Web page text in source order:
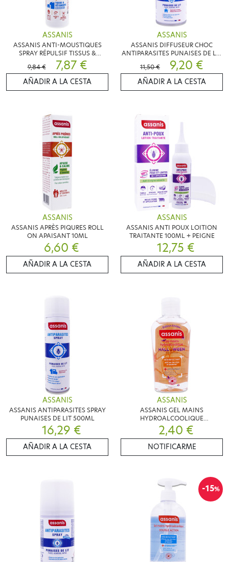
ASSANIS
ASSANIS ANTI-MOUSTIQUES
SPRAY RÉPULSIF TISSUS &
VÊTEMENTS 125ML
9,84 € 7,87 €
AÑADIR A LA CESTA
ASSANIS
ASSANIS DIFFUSEUR CHOC
ANTIPARASITES PUNAISES DE LIT
150 ML
11,50 € 9,20 €
AÑADIR A LA CESTA
ASSANIS
ASSANIS APRÈS PIQURES ROLL
ON APAISANT 10ML
6,60 €
AÑADIR A LA CESTA
ASSANIS
ASSANIS ANTI POUX LOITION
TRAITANTE 100ML + PEIGNE
12,75 €
AÑADIR A LA CESTA
ASSANIS
ASSANIS ANTIPARASITES SPRAY
PUNAISES DE LIT 500ML
16,29 €
AÑADIR A LA CESTA
ASSANIS
ASSANIS GEL MAINS
HYDROALCOOLIQUE
HALLOWEEN 80ML
2,40 €
NOTIFICARME
-15%